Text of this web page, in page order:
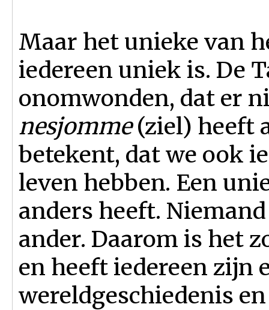
Maar het unieke van
iedereen uniek is. De
onomwonden, dat er
nesjomme(ziel) heeft
betekent, dat we ook
leven hebben. Een
anders heeft.
ander. Daarom is het
en heeft iedereen zijn
wereldgeschiedenis